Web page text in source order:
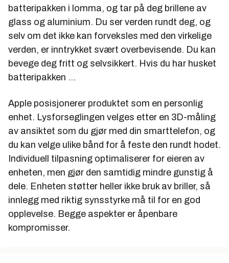
batteripakken i lomma, og tar på deg brillene av
glass og aluminium. Du ser verden rundt deg, og
selv om det ikke kan forveksles med den virkelige
verden, er inntrykket svært overbevisende. Du kan
bevege deg fritt og selvsikkert. Hvis du har husket
batteripakken …
Apple posisjonerer produktet som en personlig
enhet. Lysforseglingen velges etter en 3D-måling
av ansiktet som du gjør med din smarttelefon, og
du kan velge ulike bånd for å feste den rundt hodet.
Individuell tilpasning optimaliserer for eieren av
enheten, men gjør den samtidig mindre gunstig å
dele. Enheten støtter heller ikke bruk av briller, så
innlegg med riktig synsstyrke må til for en god
opplevelse. Begge aspekter er åpenbare
kompromisser.